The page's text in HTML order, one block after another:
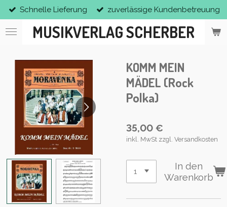
Zum
Hauptinhalt
springenMUSIKVERLAG SCHERBER
Schnelle Lieferung zuverlässige Kundenbetreuung
KOMM MEIN
MÄDEL (Rock
Polka)
35,00 €
inkl. MwSt zzgl. Versandkosten
In den
Warenkorb